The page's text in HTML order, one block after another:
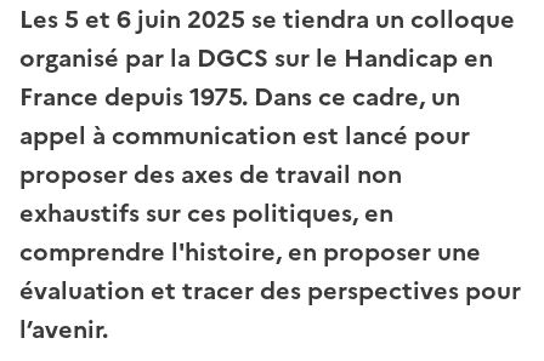
Les 5 et 6 juin 2025 se tiendra un colloque
organisé par la DGCS sur le Handicap en
France depuis 1975. Dans ce cadre, un
appel à communication est lancé pour
proposer des axes de travail non
exhaustifs sur ces politiques, en
comprendre l'histoire, en proposer une
évaluation et tracer des perspectives pour
l’avenir.